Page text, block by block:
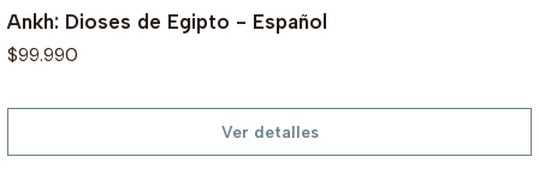
Ankh: Dioses de Egipto - Español
$99.990
Ver detalles